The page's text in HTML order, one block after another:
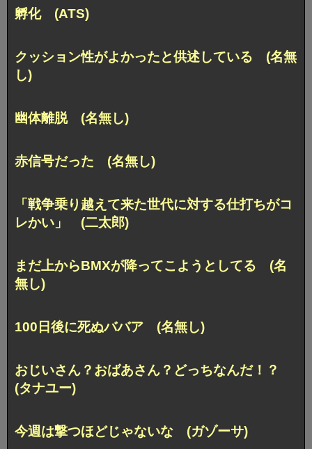
孵化 (ATS)
クッション性がよかったと供述している (名無
し)
幽体離脱 (名無し)
赤信号だった (名無し)
「戦争乗り越えて来た世代に対する仕打ちがコ
レかい」 (二太郎)
まだ上からBMXが降ってこようとしてる (名
無し)
100日後に死ぬババア (名無し)
おじいさん？おばあさん？どっちなんだ！？
(タナユー)
今週は撃つほどじゃないな (ガゾーサ)